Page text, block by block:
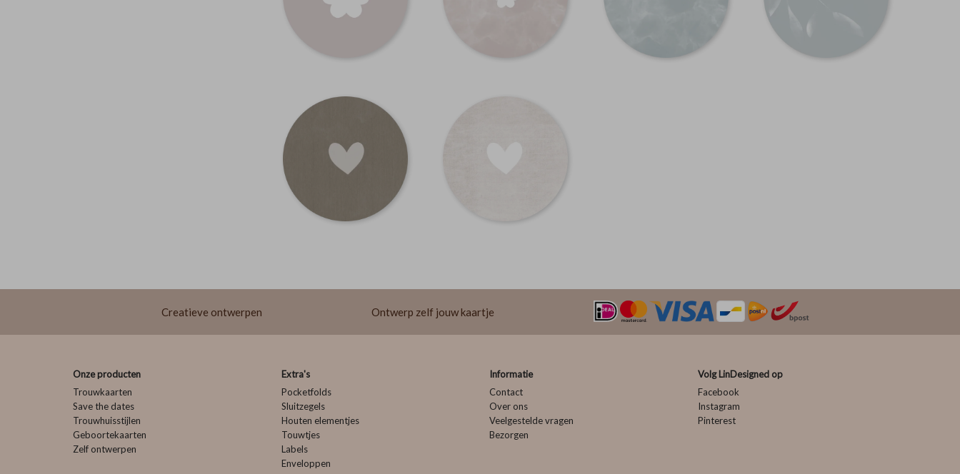
Creatieve ontwerpen Ontwerp zelf jouw kaartje
Onze producten
Trouwkaarten
Save the dates
Trouwhuisstijlen
Geboortekaarten
Zelf ontwerpen
Extra's
Pocketfolds
Sluitzegels
Houten elementjes
Touwtjes
Labels
Enveloppen
Informatie
Contact
Over ons
Veelgestelde vragen
Bezorgen
Volg LinDesigned op
Facebook
Instagram
Pinterest